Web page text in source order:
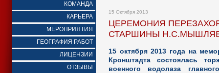
КОМАНДА
КАРЬЕРА
МЕРОПРИЯТИЯ
ГЕОГРАФИЯ РАБОТ
ЛИЦЕНЗИИ
ОТЗЫВЫ
15 Октября 2013
ЦЕРЕМОНИЯ
СТАРШИНЫ
15 октября 2013 года на
Кронштадта состоялась
военного водолаза